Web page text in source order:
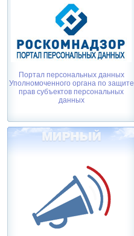
Портал персональных данных
Уполномоченного органа по защите
прав субъектов персональных
данных